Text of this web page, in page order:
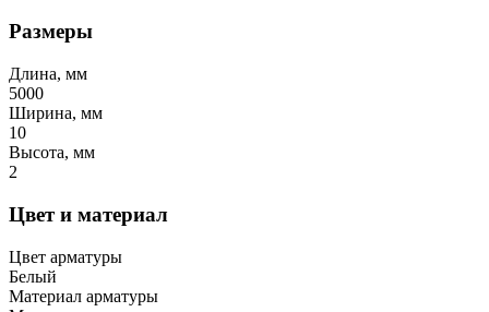
Размеры
Длина, мм
5000
Ширина, мм
10
Высота, мм
2
Цвет и материал
Цвет арматуры
Белый
Материал арматуры